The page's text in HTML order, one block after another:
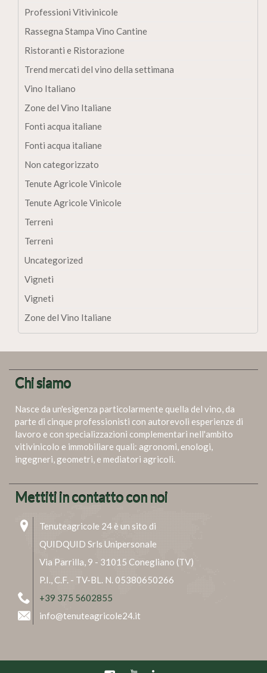
Professioni Vitivinicole
Rassegna Stampa Vino Cantine
Ristoranti e Ristorazione
Trend mercati del vino della settimana
Vino Italiano
Zone del Vino Italiane
Fonti acqua italiane
Fonti acqua italiane
Non categorizzato
Tenute Agricole Vinicole
Tenute Agricole Vinicole
Terreni
Terreni
Uncategorized
Vigneti
Vigneti
Zone del Vino Italiane
Chi siamo
Nasce da un'esigenza particolarmente quella del vino, da
parte di cinque professionisti con autorevoli esperienze di
lavoro e con specializzazioni complementari nell'ambito
vitivinicolo e immobiliare quali: agronomi, enologi,
ingegneri, geometri, e mediatori agricoli.
Mettiti in contatto con noi
Tenuteagricole 24 è un sito di
QUIDQUID Srls Unipersonale
Via Parrilla, 9 - 31015 Conegliano (TV)
P.I., C.F. - TV-BL. N. 05380650266
+39 375 5602855
info@tenuteagricole24.it